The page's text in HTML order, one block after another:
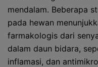
mendalam. Beberapa
pada hewan
farmakologis dari
dalam daun bidara,
inflamasi, dan